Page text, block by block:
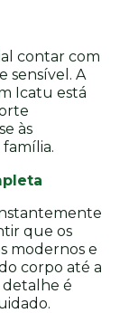
contar com
sensível. A
Icatu está
às
família.
que os
modernos e
corpo até a
detalhe é